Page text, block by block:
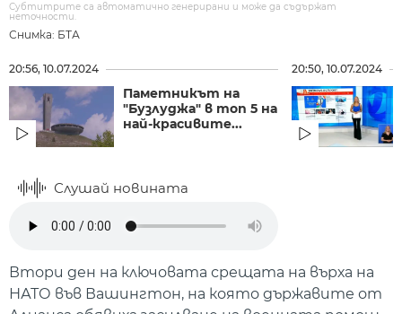
Снимка: БТА
Субтитрите са автоматично генерирани и може да съдържат
неточности.
20:56, 10.07.2024
Паметникът на
"Бузлуджа" в топ 5 на
най-красивите...
20:50, 10.07.2024
Слушай новината
Втори ден на ключовата срещата на върха на
НАТО във Вашингтон, на която държавите от